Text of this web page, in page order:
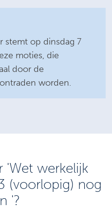
stemt op dinsdag 7
moties, die
door de
worden.
'Wet werkelijk
(voorlopig) nog
'?